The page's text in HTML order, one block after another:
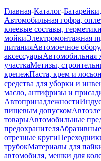
Главная-Каталог-
Автомобильная гофра,
клеевые составы, герметики
мойкиЭлектромонтажная
питанияАвтомоечное
аксессуарыАвтомобильная
участкаМетизы,
крепежПаста, крем и
средства для уборки и
масло, антифризы и
Автопринадлежности
пищевым допуском
товарыАвтомобильные
предохранителя
отрезные круги
трубокМатериалы для
автомобиля, мешки для